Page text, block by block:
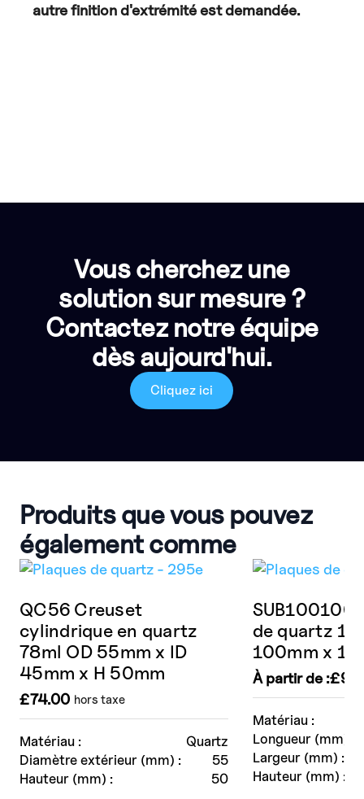
autre finition d'extrémité est demandée.
Vous cherchez une
solution sur mesure ?
Contactez notre équipe
dès aujourd'hui.
Cliquez ici
Produits que vous pouvez
également comme
Matériau :
Quartz
Diamètre extérieur (mm) :
55
Hauteur (mm) :
50
QC56 Creuset
cylindrique en quartz
78ml OD 55mm x ID
45mm x H 50mm
£74.00 hors taxe
Matériau :
Longueur (mm) :
Largeur (mm) :
Hauteur (mm) :
de quartz
100mm x
À partir de :£